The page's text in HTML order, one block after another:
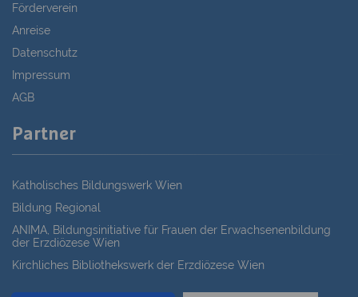
Förderverein
Anreise
Datenschutz
Impressum
AGB
Partner
Katholisches Bildungswerk Wien
Bildung Regional
ANIMA, Bildungsinitiative für Frauen der Erwachsenenbildung
der Erzdiözese Wien
Kirchliches Bibliothekswerk der Erzdiözese Wien